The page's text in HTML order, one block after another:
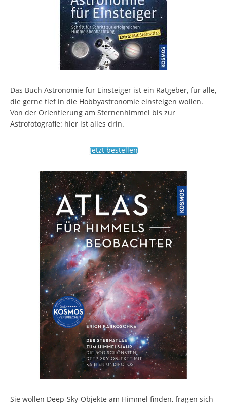
Das Buch Astronomie für Einsteiger ist ein Ratgeber, für alle,
die gerne tief in die Hobbyastronomie einsteigen wollen.
Von der Orientierung am Sternenhimmel bis zur
Astrofotografie: hier ist alles drin.
Jetzt bestellen
Sie wollen Deep-Sky-Objekte am Himmel finden, fragen sich